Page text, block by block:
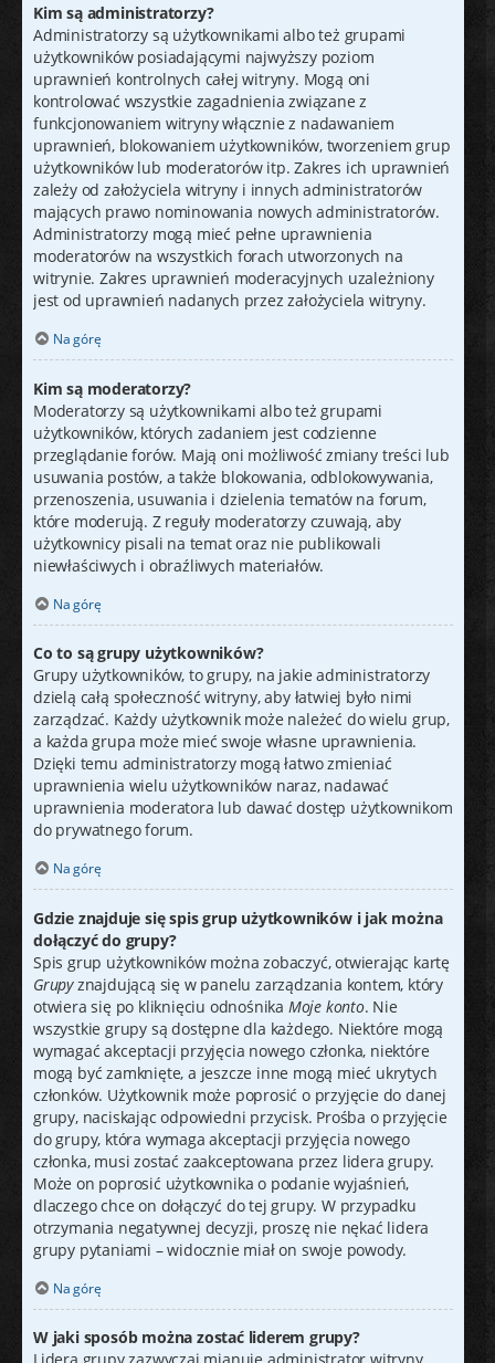
Kim są administratorzy?
Administratorzy są użytkownikami albo też grupami
użytkowników posiadającymi najwyższy poziom
uprawnień kontrolnych całej witryny. Mogą oni
kontrolować wszystkie zagadnienia związane z
funkcjonowaniem witryny włącznie z nadawaniem
uprawnień, blokowaniem użytkowników, tworzeniem grup
użytkowników lub moderatorów itp. Zakres ich uprawnień
zależy od założyciela witryny i innych administratorów
mających prawo nominowania nowych administratorów.
Administratorzy mogą mieć pełne uprawnienia
moderatorów na wszystkich forach utworzonych na
witrynie. Zakres uprawnień moderacyjnych uzależniony
jest od uprawnień nadanych przez założyciela witryny.
Na górę
Kim są moderatorzy?
Moderatorzy są użytkownikami albo też grupami
użytkowników, których zadaniem jest codzienne
przeglądanie forów. Mają oni możliwość zmiany treści lub
usuwania postów, a także blokowania, odblokowywania,
przenoszenia, usuwania i dzielenia tematów na forum,
które moderują. Z reguły moderatorzy czuwają, aby
użytkownicy pisali na temat oraz nie publikowali
niewłaściwych i obraźliwych materiałów.
Na górę
Co to są grupy użytkowników?
Grupy użytkowników, to grupy, na jakie administratorzy
dzielą całą społeczność witryny, aby łatwiej było nimi
zarządzać. Każdy użytkownik może należeć do wielu grup,
a każda grupa może mieć swoje własne uprawnienia.
Dzięki temu administratorzy mogą łatwo zmieniać
uprawnienia wielu użytkowników naraz, nadawać
uprawnienia moderatora lub dawać dostęp użytkownikom
do prywatnego forum.
Na górę
Gdzie znajduje się spis grup użytkowników i jak można
dołączyć do grupy?
Spis grup użytkowników można zobaczyć, otwierając kartę
Grupyznajdującą się w panelu zarządzania kontem, który
otwiera się po kliknięciu odnośnika Moje konto. Nie
wszystkie grupy są dostępne dla każdego. Niektóre mogą
wymagać akceptacji przyjęcia nowego członka, niektóre
mogą być zamknięte, a jeszcze inne mogą mieć ukrytych
członków. Użytkownik może poprosić o przyjęcie do danej
grupy, naciskając odpowiedni przycisk. Prośba o przyjęcie
do grupy, która wymaga akceptacji przyjęcia nowego
członka, musi zostać zaakceptowana przez lidera grupy.
Może on poprosić użytkownika o podanie wyjaśnień,
dlaczego chce on dołączyć do tej grupy. W przypadku
otrzymania negatywnej decyzji, proszę nie nękać lidera
grupy pytaniami – widocznie miał on swoje powody.
Na górę
W jaki sposób można zostać liderem grupy?